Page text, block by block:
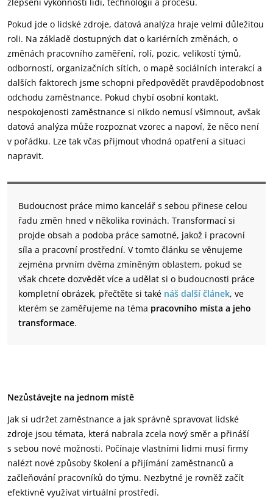
Pokud jde o lidské zdroje, datová analýza hraje velmi důležitou
roli. Na základě dostupných dat o kariérních změnách, o
změnách pracovního zaměření, rolí, pozic, velikostí týmů,
odborností, organizačních sítích, o mapě sociálních interakcí a
dalších faktorech jsme schopni předpovědět pravděpodobnost
odchodu zaměstnance. Pokud chybí osobní kontakt,
nespokojenosti zaměstnance si nikdo nemusí všimnout, avšak
datová analýza může rozpoznat vzorec a napoví, že něco není
v pořádku. Lze tak včas přijmout vhodná opatření a situaci
napravit.
Budoucnost práce mimo kancelář s sebou přinese celou
řadu změn hned v několika rovinách. Transformací si
projde obsah a podoba práce samotné, jakož i pracovní
síla a pracovní prostřední. V tomto článku se věnujeme
zejména prvním dvěma zmíněným oblastem, pokud se
však chcete dozvědět více a udělat si o budoucnosti práce
kompletní obrázek, přečtěte si také náš další článek, ve
kterém se zaměřujeme na téma pracovního místa a jeho
transformace.
Nezůstávejte na jednom místě
Jak si udržet zaměstnance a jak správně spravovat lidské
zdroje jsou témata, která nabrala zcela nový směr a přináší
s sebou nové možnosti. Počínaje vlastními lidmi musí firmy
nalézt nové způsoby školení a přijímání zaměstnanců a
začleňování pracovníků do týmu. Nezbytné je rovněž začít
efektivně využívat virtuální prostředí.